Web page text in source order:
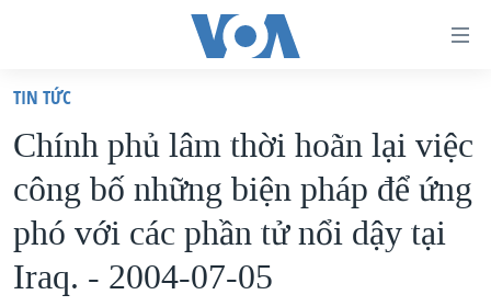
truy
cập
Tới
nội
dung
chính
VIỆT NAM
HOA KỲ
BIỂN ĐÔNG
THẾ GIỚI
TIN TỨC
Chính phủ lâm thời hoãn lại việc
công bố những biện pháp để ứng
phó với các phần tử nổi dậy tại
Iraq. - 2004-07-05